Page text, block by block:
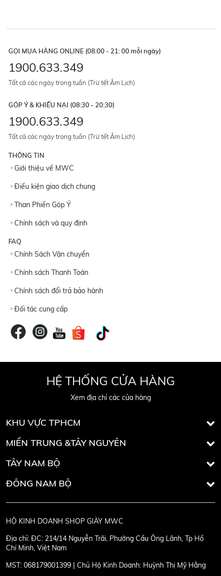
GỌI MUA HÀNG ONLINE (08:00 - 21: 00 mỗi ngày)
1900.633.349
Tất cả các ngày trong tuần (Trừ tết Âm Lịch)
GÓP Ý & KHIẾU NẠI (08:30 - 20:30)
1900.633.349
Tất cả các ngày trong tuần (Trừ tết Âm Lịch)
THÔNG TIN
Giới thiệu về MWC
Điều kiện giao dịch chung
Than Phiền Góp Ý
Chính sách và quy định
FAQ
Chính Sách Vận chuyển
Chính sách Thanh Toán
Chính sách đổi trả bảo hành
Đối tác cung cấp
HỆ THỐNG CỬA HÀNG
Xem địa chỉ các cửa hàng
KHU VỰC TPHCM
MIỀN TRUNG &TÂY NGUYÊN
TÂY NAM BỘ
ĐÔNG NAM BỘ
HỘ KINH DOANH SHOP GIÀY MWC
Địa chỉ: ĐC: 214/14 Nguyễn Trãi, Phường Cầu Ông Lãnh, Tp Hồ
Chí Minh, Việt Nam
MST: 068179001399 | Chủ Hộ Kinh Doanh: Huỳnh Thị Mỹ Hằng